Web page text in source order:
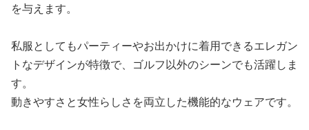
を与えます。
私服としてもパーティーやお出かけに着用できるエレガン
トなデザインが特徴で、ゴルフ以外のシーンでも活躍しま
す。
動きやすさと女性らしさを両立した機能的なウェアです。